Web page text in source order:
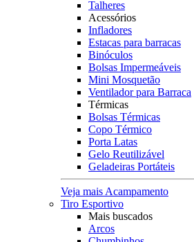
Talheres
Acessórios
Infladores
Estacas para barracas
Binóculos
Bolsas Impermeáveis
Mini Mosquetão
Ventilador para Barraca
Térmicas
Bolsas Térmicas
Copo Térmico
Porta Latas
Gelo Reutilizável
Geladeiras Portáteis
Veja mais Acampamento
Tiro Esportivo
Mais buscados
Arcos